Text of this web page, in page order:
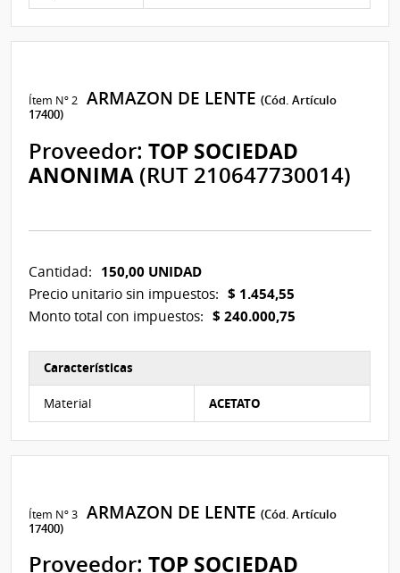
Ítem Nº 2 ARMAZON DE LENTE(Cód. Artículo
17400)
Proveedor:TOP SOCIEDAD
ANONIMA (RUT 210647730014)
Cantidad: 150,00 UNIDAD
Precio unitario sin impuestos: $ 1.454,55
Monto total con impuestos: $ 240.000,75
Características
Material ACETATO
Ítem Nº 3 ARMAZON DE LENTE(Cód. Artículo
17400)
Proveedor:TOP SOCIEDAD